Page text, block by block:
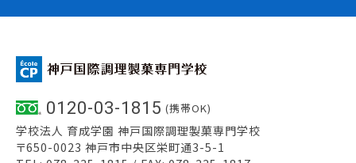
0120-03-1815 (携帯OK)
学校法人 育成学園 神戸国際調理製菓専門学校
〒650-0023 神戸市中央区栄町通3-5-1